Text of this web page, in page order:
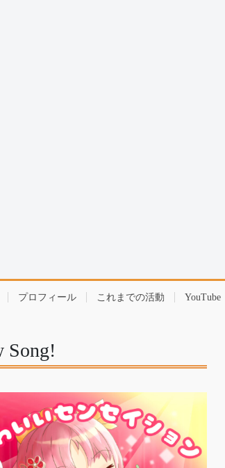
プロフィール これまでの活動 YouTube
Song!